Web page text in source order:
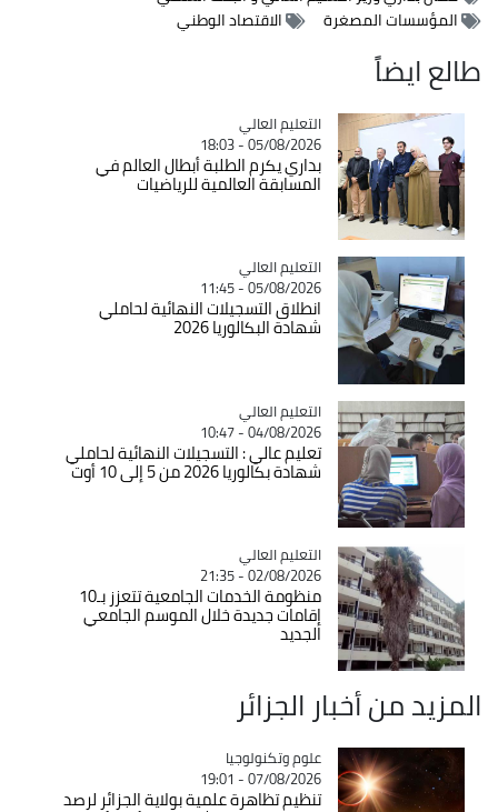
المؤسسات المصغرة
الاقتصاد الوطني
طالع ايضاً
Catégorie
التعليم العالي
05/08/2026 - 18:03
بداري يكرم الطلبة أبطال العالم في
المسابقة العالمية للرياضيات
Catégorie
التعليم العالي
05/08/2026 - 11:45
انطلاق التسجيلات النهائية لحاملي
شهادة البكالوريا 2026
Catégorie
التعليم العالي
04/08/2026 - 10:47
تعليم عالي : التسجيلات النهائية لحاملي
شهادة بكالوريا 2026 من 5 إلى 10 أوت
Catégorie
التعليم العالي
02/08/2026 - 21:35
منظومة الخدمات الجامعية تتعزز بـ10
إقامات جديدة خلال الموسم الجامعي
الجديد
المزيد من أخبار الجزائر
Catégorie
علوم وتكنولوجيا
07/08/2026 - 19:01
تنظيم تظاهرة علمية بولاية الجزائر لرصد